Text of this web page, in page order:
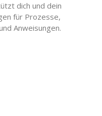
dich und dein
für Prozesse,
Anweisungen.